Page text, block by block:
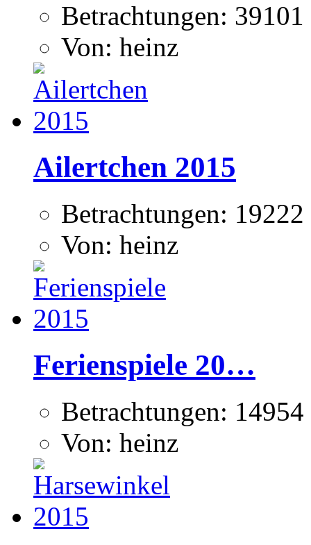
Betrachtungen: 39101
Von: heinz
Ailertchen 2015
Betrachtungen: 19222
Von: heinz
Ferienspiele 20…
Betrachtungen: 14954
Von: heinz